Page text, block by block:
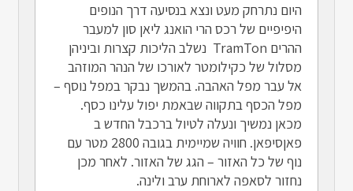
היום נתרחק מעט ונצא בנסיעה דרך הנופים
היפיפיים של רכס הרי הואנג ליאן סון למעבר
ההרים TramTon נשלב הליכות קצרות וביניהן
מסלול של כקילומטר לאורכו של הנהר המוזהב
אל עבר מפל האהבה. בהמשך נבקר במפל נוסף –
מפל הכסף בתקווה שבאמת יפול עלינו כסף.
מכאן נמשיך ונעלה לטיול ברכבל החדש ב
פאןסיפאן. חוויה שמיימית בגובה 2800 מטר עם
נוף של כל האזור – הגג של האזור. לאחר מכן
נחזור לסאפה לארוחת ערב ולינה.